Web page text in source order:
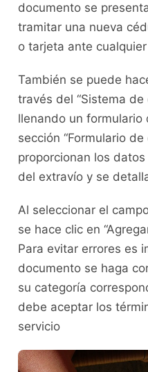
documento se
tramitar una nueva
o tarjeta ante
También se puede
través del “Sistema
llenando un formulario
sección “Formulario de
proporcionan los
del extravío y se
Al seleccionar el
se hace clic en
Para evitar errores es
documento se haga
su categoría
debe aceptar los
servicio